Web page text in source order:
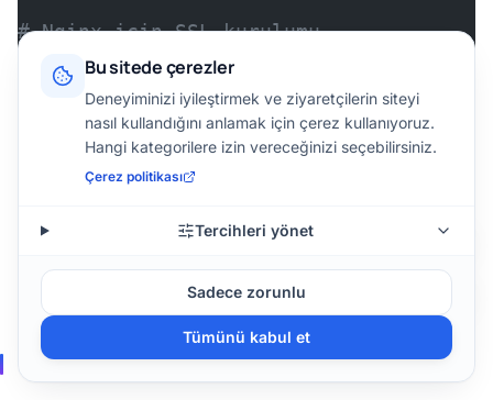
# Nginx için SSL kurulumu
sudo certbot --nginx
# Otomatik yenileme (cron job)
certbot renew
# 3 ayda bir otomatik yenilenir
# Cron: 0 0 * * * certbot renew --quiet
📧 E-posta Hosting
Bu sitede çerezler
Deneyiminizi iyileştirmek ve ziyaretçilerin siteyi
nasıl kullandığını anlamak için çerez kullanıyoruz.
Hangi kategorilere izin vereceğinizi seçebilirsiniz.
Çerez politikası
Tercihleri yönet
Sadece zorunlu
Tümünü kabul et